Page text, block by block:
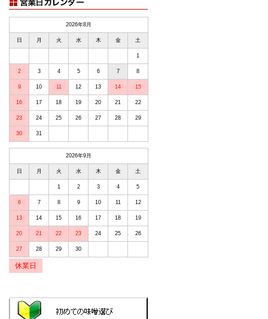
2026年8月
日 月 火 水 木 金 土
1
2 3 4 5 6 7 8
9 10 11 12 13 14 15
16 17 18 19 20 21 22
23 24 25 26 27 28 29
30 31
2026年9月
日 月 火 水 木 金 土
1 2 3 4 5
6 7 8 9 10 11 12
13 14 15 16 17 18 19
20 21 22 23 24 25 26
27 28 29 30
休業日